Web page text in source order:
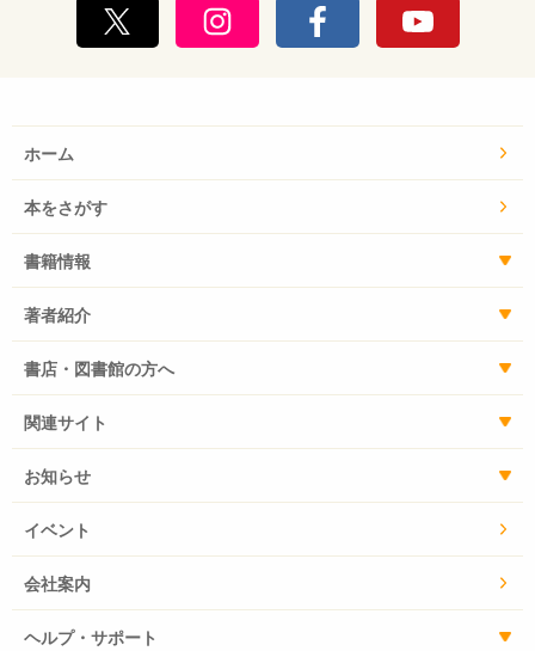
ホーム
本をさがす
書籍情報
著者紹介
書店・図書館の方へ
関連サイト
お知らせ
イベント
会社案内
ヘルプ・サポート